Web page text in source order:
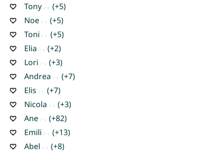
Tony
(+5)
Noe
(+5)
Toni
(+5)
Elia
(+2)
Lori
(+3)
Andrea
(+7)
Elis
(+7)
Nicola
(+3)
Ane
(+82)
Emili
(+13)
Abel
(+8)